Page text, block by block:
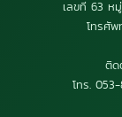
เลขที่ 63 ห
โทรศั
ติด
โทร.